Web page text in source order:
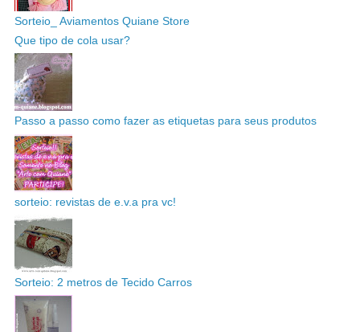
Sorteio_ Aviamentos Quiane Store
Que tipo de cola usar?
Passo a passo como fazer as etiquetas para seus produtos
sorteio: revistas de e.v.a pra vc!
Sorteio: 2 metros de Tecido Carros